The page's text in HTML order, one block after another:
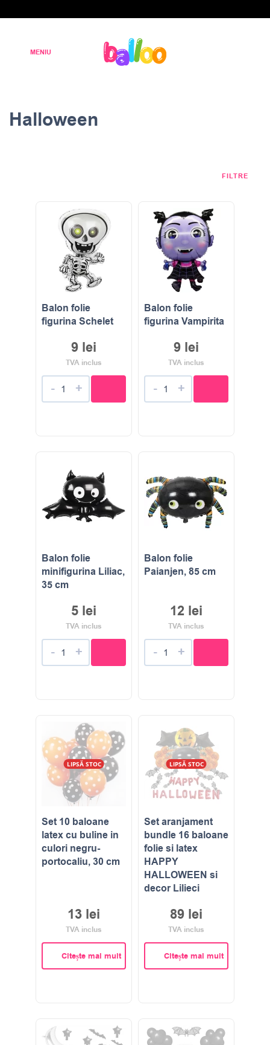
Halloween
FILTRE
Balon folie
figurina Schelet
9 lei
TVA inclus
- +
Balon folie
figurina Vampirita
9 lei
TVA inclus
- +
Balon folie
minifigurina Liliac,
35 cm
5 lei
TVA inclus
- +
Balon folie
Paianjen, 85 cm
12 lei
TVA inclus
- +
LIPSĂ STOC
Set 10 baloane
latex cu buline in
culori negru-
portocaliu, 30 cm
13 lei
TVA inclus
Citește mai mult
LIPSĂ STOC
Set aranjament
bundle 16 baloane
folie si latex
HAPPY
HALLOWEEN si
decor Lilieci
89 lei
TVA inclus
Citește mai mult